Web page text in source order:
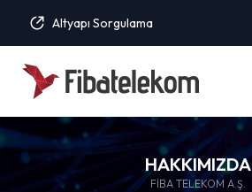
Altyapı Sorgulama
HAKKIMIZDA
FIBA TELEKOM A.Ş.